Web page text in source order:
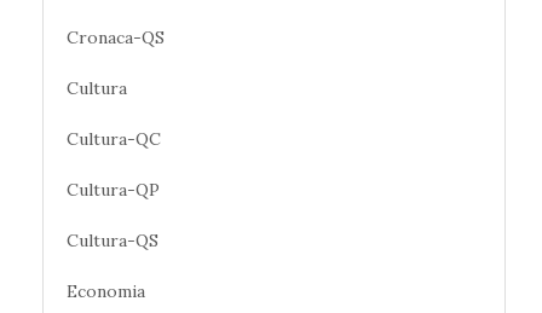
Cronaca-QS
Cultura
Cultura-QC
Cultura-QP
Cultura-QS
Economia